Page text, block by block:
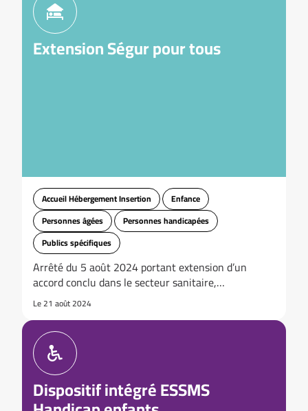
Extension Ségur pour tous
Accueil Hébergement Insertion
Enfance
Personnes âgées
Personnes handicapées
Publics spécifiques
Arrêté du 5 août 2024 portant extension d’un
accord conclu dans le secteur sanitaire,…
Le 21 août 2024
Dispositif intégré ESSMS